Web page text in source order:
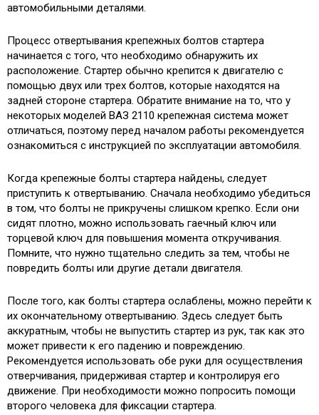
автомобильными деталями.
Процесс отвертывания крепежных болтов стартера
начинается с того, что необходимо обнаружить их
расположение. Стартер обычно крепится к двигателю с
помощью двух или трех болтов, которые находятся на
задней стороне стартера. Обратите внимание на то, что у
некоторых моделей ВАЗ 2110 крепежная система может
отличаться, поэтому перед началом работы рекомендуется
ознакомиться с инструкцией по эксплуатации автомобиля.
Когда крепежные болты стартера найдены, следует
приступить к отвертыванию. Сначала необходимо убедиться
в том, что болты не прикручены слишком крепко. Если они
сидят плотно, можно использовать гаечный ключ или
торцевой ключ для повышения момента откручивания.
Помните, что нужно тщательно следить за тем, чтобы не
повредить болты или другие детали двигателя.
После того, как болты стартера ослаблены, можно перейти к
их окончательному отвертыванию. Здесь следует быть
аккуратным, чтобы не выпустить стартер из рук, так как это
может привести к его падению и повреждению.
Рекомендуется использовать обе руки для осуществления
отверчивания, придерживая стартер и контролируя его
движение. При необходимости можно попросить помощи
второго человека для фиксации стартера.